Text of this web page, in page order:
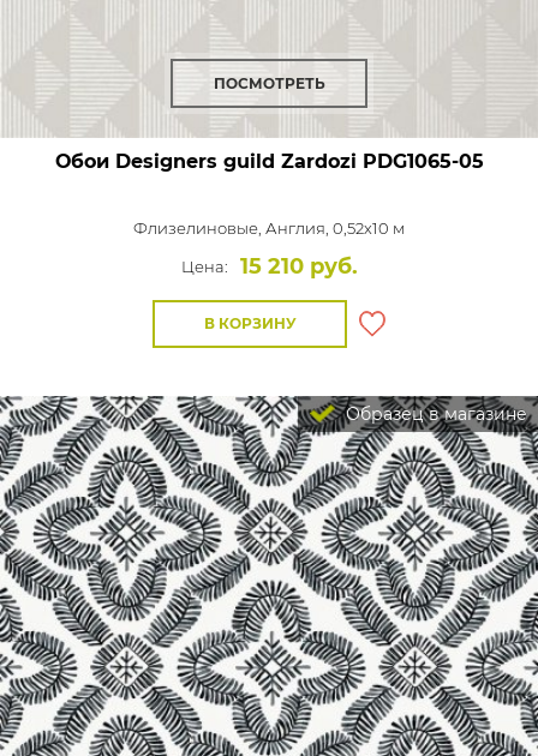
ПОСМОТРЕТЬ
Обои Designers guild Zardozi PDG1065-05
Флизелиновые, Англия, 0,52x10 м
Цена:
15 210 руб.
В КОРЗИНУ
Образец в магазине